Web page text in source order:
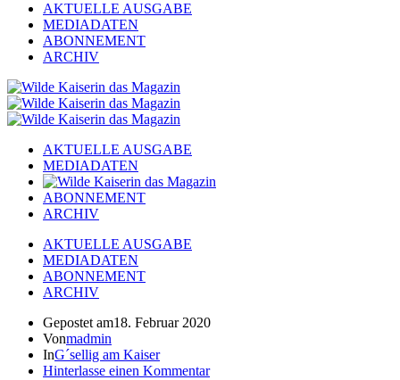
AKTUELLE AUSGABE
MEDIADATEN
ABONNEMENT
ARCHIV
AKTUELLE AUSGABE
MEDIADATEN
ABONNEMENT
ARCHIV
AKTUELLE AUSGABE
MEDIADATEN
ABONNEMENT
ARCHIV
Gepostet am18. Februar 2020
Vonmadmin
InG´sellig am Kaiser
Hinterlasse einen Kommentar